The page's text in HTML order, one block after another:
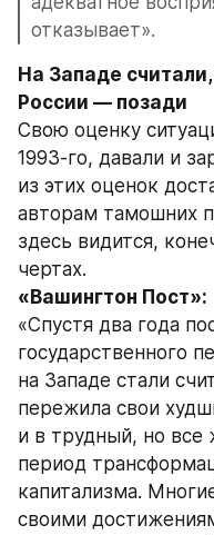
отказывает».
На Западе
России — позади
Свою оценку
1993-го, давали и
из этих оценок
авторам тамошних
здесь видится,
чертах.
«Вашингтон Пост»:
«Спустя два года
государственного
на Западе стали
пережила свои
и в трудный, но все
период
капитализма.
своими